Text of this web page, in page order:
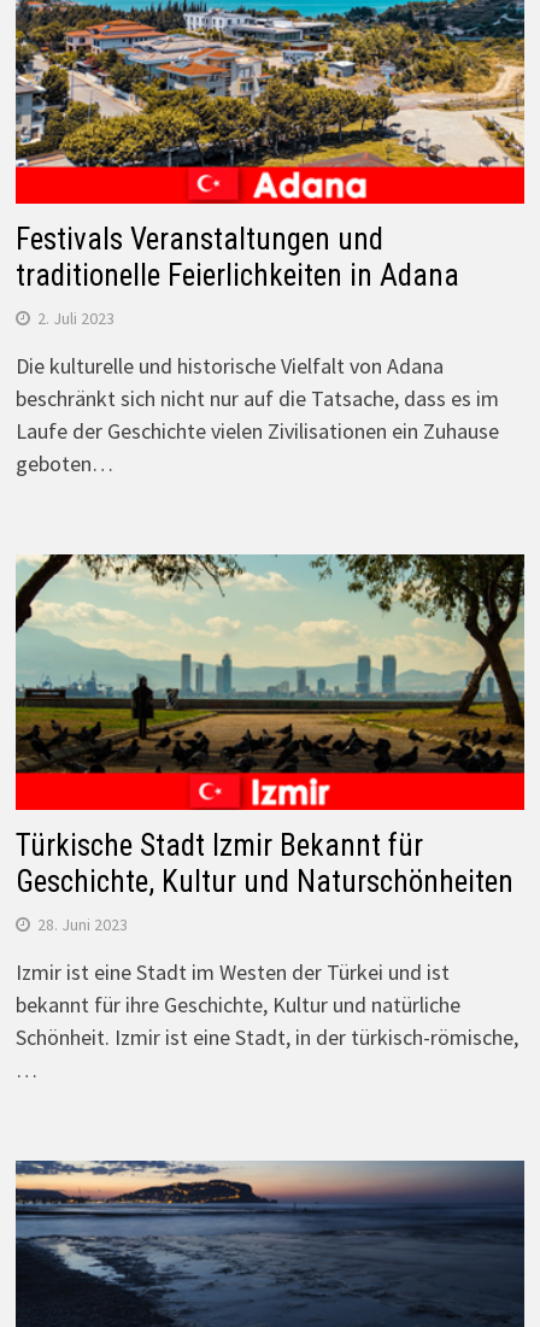
Festivals Veranstaltungen und
traditionelle Feierlichkeiten in Adana
2. Juli 2023
Die kulturelle und historische Vielfalt von Adana
beschränkt sich nicht nur auf die Tatsache, dass es im
Laufe der Geschichte vielen Zivilisationen ein Zuhause
geboten…
Türkische Stadt Izmir Bekannt für
Geschichte, Kultur und Naturschönheiten
28. Juni 2023
Izmir ist eine Stadt im Westen der Türkei und ist
bekannt für ihre Geschichte, Kultur und natürliche
Schönheit. Izmir ist eine Stadt, in der türkisch-römische,
…